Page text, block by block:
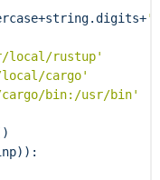
+string.digits+'
local/rustup'
cargo'
bin:/usr/bin'